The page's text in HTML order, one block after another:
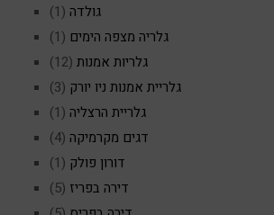
גולדה (1)
גלריה מצפה הימים (1)
גלריות אמנות (12)
גלריית אמנות ניו יורק (3)
גלריית הרצליה (1)
דגים מקרמיקה (4)
דורון פולק (1)
דירה בפריז (5)